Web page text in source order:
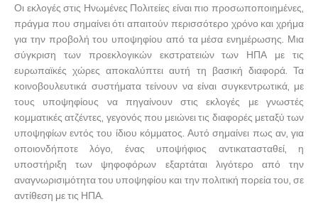
Οι εκλογές στις Ηνωμένες Πολιτείες είναι πιο προσωποποιημένες,
πράγμα που σημαίνει ότι απαιτούν περισσότερο χρόνο και χρήμα
για την προβολή του υποψηφίου από τα μέσα ενημέρωσης. Μια
σύγκριση των προεκλογικών εκστρατειών των ΗΠΑ με τις
ευρωπαϊκές χώρες αποκαλύπτει αυτή τη βασική διαφορά. Τα
κοινοβουλευτικά συστήματα τείνουν να είναι συγκεντρωτικά, με
τους υποψηφίους να πηγαίνουν στις εκλογές με γνωστές
κομματικές ατζέντες, γεγονός που μειώνει τις διαφορές μεταξύ των
υποψηφίων εντός του ίδιου κόμματος. Αυτό σημαίνει πως αν, για
οποιονδήποτε λόγο, ένας υποψήφιος αντικατασταθεί, η
υποστήριξη των ψηφοφόρων εξαρτάται λιγότερο από την
αναγνωρισιμότητα του υποψηφίου και την πολιτική πορεία του, σε
αντίθεση με τις ΗΠΑ.